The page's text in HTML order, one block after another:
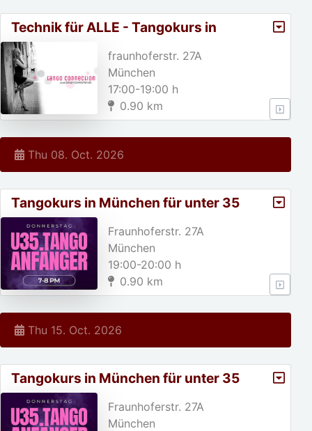
Technik für ALLE - Tangokurs in
München
fraunhoferstr. 27A
München
17:00-19:00 h
0.90 km
Thu 08. Oct. 2026
Tangokurs in München für unter 35
jährige!
Fraunhoferstr. 27A
München
19:00-20:00 h
0.90 km
Thu 15. Oct. 2026
Tangokurs in München für unter 35
jährige!
Fraunhoferstr. 27A
München